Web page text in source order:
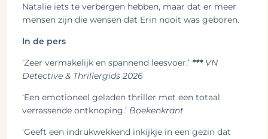
Natalie iets te verbergen hebben, maar dat er meer
mensen zijn die wensen dat Erin nooit was geboren.
In de pers
‘Zeer vermakelijk en spannend leesvoer.’ *** VN
Detective & Thrillergids 2026
‘Een emotioneel geladen thriller met een totaal
verrassende ontknoping.’Boekenkrant
'Geeft een indrukwekkend inkijkje in een gezin dat